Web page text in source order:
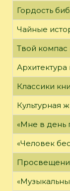
Гордость
Чайные
Твой
Архитектура
Классики
Культурная
«Мне в день
«Человек